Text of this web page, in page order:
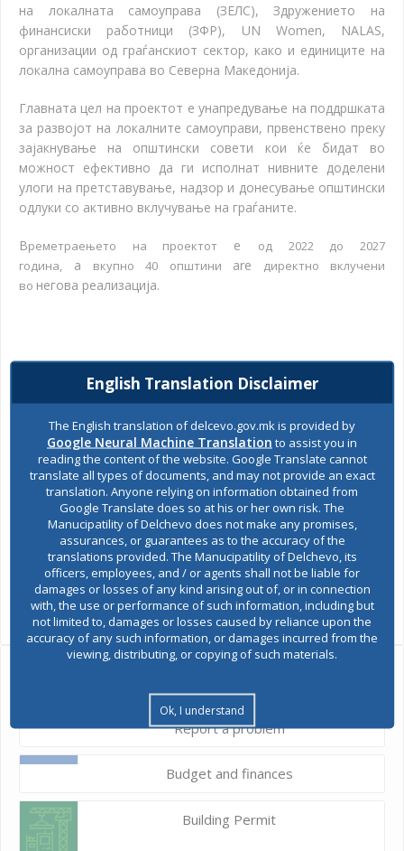
на локалната самоуправа (ЗЕЛС), Здружението на
финансиски работници (ЗФР), UN Women, NALAS,
организации од граѓанскиот сектор, како и единиците на
локална самоуправа во Северна Македонија.
Главната цел на проектот е унапредување на поддршката
за развојот на локалните самоуправи, првенствено преку
зајакнување на општински совети кои ќе бидат во
можност ефективно да ги исполнат нивните доделени
улоги на претставување, надзор и донесување општински
одлуки со активно вклучување на граѓаните.
Времетраењето на проектот e од 2022 до 2027
година, a вкупно 40 општини are директно вклучени
во негова реализација.
SHARES
Views: 490
Report a problem
Budget and finances
Building Permit
English Translation Disclaimer
The English translation of delcevo.gov.mk is provided by
Google Neural Machine Translation to assist you in
reading the content of the website. Google Translate cannot
translate all types of documents, and may not provide an exact
translation. Anyone relying on information obtained from
Google Translate does so at his or her own risk. The
Manucipatility of Delchevo does not make any promises,
assurances, or guarantees as to the accuracy of the
translations provided. The Manucipatility of Delchevo, its
officers, employees, and / or agents shall not be liable for
damages or losses of any kind arising out of, or in connection
with, the use or performance of such information, including but
not limited to, damages or losses caused by reliance upon the
accuracy of any such information, or damages incurred from the
viewing, distributing, or copying of such materials.
Ok, I understand